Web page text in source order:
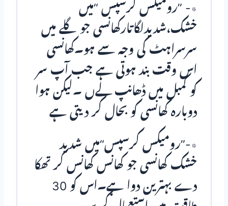
٭- ”رومیکس کرسپس “میں
خشک،شدیدلگاتارکھانسی جو گلے میں
سرسراہٹ کی وجہ سے ہو۔کھانسی
اس وقت بند ہوتی ہے جب آپ سر
کو کمبل میں ڈھانپ لےں ۔لیکن ہوا
دوبارہ کھانسی کو بحال کر دیتی ہے
٭-”رومیکس کرسپس“میں شدید
خشک کھانسی جو کھانس کھانس کر تھکا
دے بہترین دوا ہے۔اس کو 30